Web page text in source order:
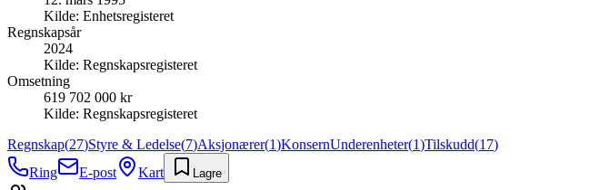
Kilde: Enhetsregisteret
Regnskapsår
2024
Kilde: Regnskapsregisteret
Omsetning
619 702 000 kr
Kilde: Regnskapsregisteret
Regnskap(27)Styre & Ledelse(7)Aksjonærer(1)KonsernUnderenheter(1)Tilskudd(17)
Ring
E-post Kart Lagre